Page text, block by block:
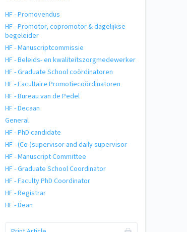
HF - Promovendus
HF - Promotor, copromotor & dagelijkse
begeleider
HF - Manuscriptcommissie
HF - Beleids- en kwaliteitszorgmedewerker
HF - Graduate School coördinatoren
HF - Facultaire Promotiecoördinatoren
HF - Bureau van de Pedel
HF - Decaan
General
HF - PhD candidate
HF - (Co-)supervisor and daily supervisor
HF - Manuscript Committee
HF - Graduate School Coordinator
HF - Faculty PhD Coordinator
HF - Registrar
HF - Dean